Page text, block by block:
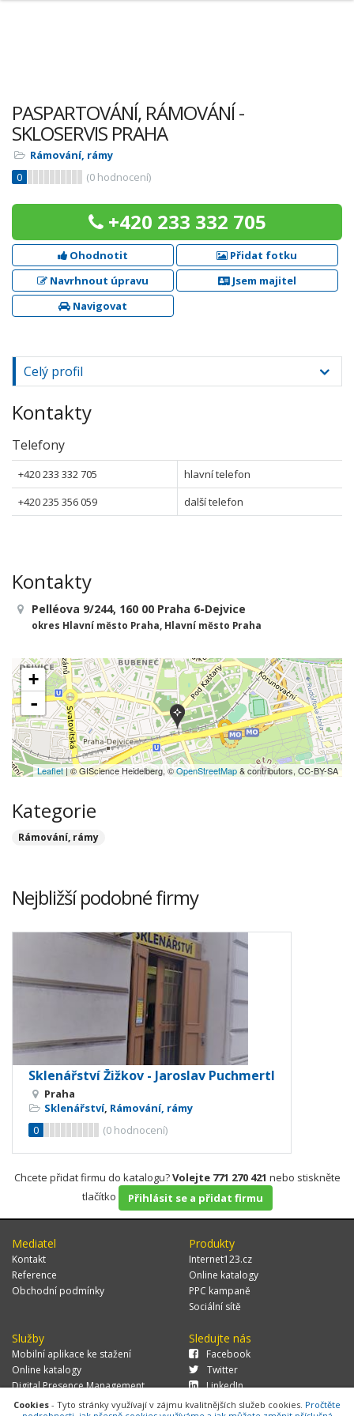
PASPARTOVÁNÍ, RÁMOVÁNÍ -
SKLOSERVIS PRAHA
Rámování, rámy
0
(0 hodnocení)
+420 233 332 705
Ohodnotit
Přidat fotku
Navrhnout úpravu
Jsem majitel
Navigovat
Celý profil
Kontakty
Telefony
+420 233 332 705
hlavní telefon
+420 235 356 059
další telefon
Kontakty
Pelléova 9/244, 160 00 Praha 6-Dejvice
okres Hlavní město Praha, Hlavní město Praha
+
-
Leaflet| © GIScience Heidelberg, ©OpenStreetMap& contributors, CC-BY-SA
Kategorie
Rámování, rámy
Nejbližší podobné firmy
Sklenářství Žižkov - Jaroslav Puchmertl
Praha
Sklenářství, Rámování, rámy
0
(0 hodnocení)
Chcete přidat firmu do katalogu?Volejte 771 270 421 nebo stiskněte
tlačítko
Přihlásit se a přidat firmu
Mediatel
Kontakt
Reference
Obchodní podmínky
Produkty
Internet123.cz
Online katalogy
PPC kampaně
Sociální sítě
Služby
Mobilní aplikace ke stažení
Online katalogy
Digital Presence Management
Více zákazníků
Sledujte nás
Facebook
Twitter
LinkedIn
Cookies - Tyto stránky využívají v zájmu kvalitnějších služeb cookies. Pročtěte